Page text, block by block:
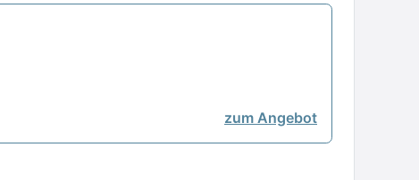
zum Angebot